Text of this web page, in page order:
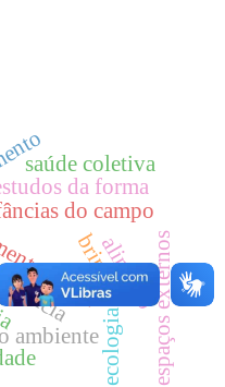
ambiente
social
do campo
brincar
da forma
ecologia
saúde coletiva
alimentoespaços externos